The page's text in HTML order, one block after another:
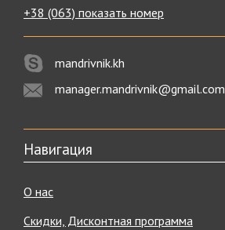
+38 (063) показать номер
mandrivnik.kh
manager.mandrivnik@gmail.com
Навигация
О нас
Скидки, Дисконтная программа